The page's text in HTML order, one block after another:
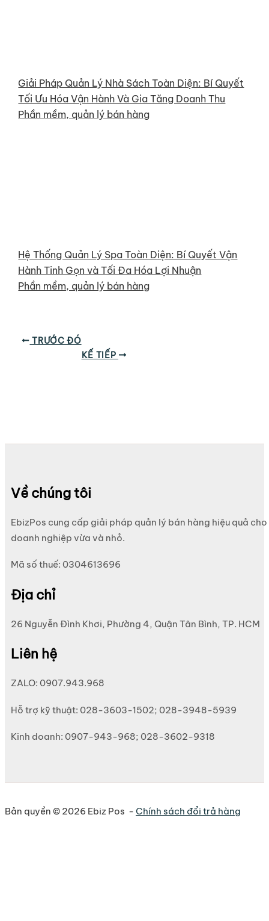
Giải Pháp Quản Lý Nhà Sách Toàn Diện: Bí Quyết
Tối Ưu Hóa Vận Hành Và Gia Tăng Doanh Thu
Phần mềm, quản lý bán hàng
Hệ Thống Quản Lý Spa Toàn Diện: Bí Quyết Vận
Hành Tinh Gọn và Tối Đa Hóa Lợi Nhuận
Phần mềm, quản lý bán hàng
TRƯỚC ĐÓ
KẾ TIẾP
Về chúng tôi
EbizPos cung cấp giải pháp quản lý bán hàng hiệu quả cho
doanh nghiệp vừa và nhỏ.
Mã số thuế: 0304613696
Địa chỉ
26 Nguyễn Đình Khơi, Phường 4, Quận Tân Bình, TP. HCM
Liên hệ
ZALO: 0907.943.968
Hỗ trợ kỹ thuật: 028-3603-1502; 028-3948-5939
Kinh doanh: 0907-943-968; 028-3602-9318
Bản quyền © 2026 Ebiz Pos - Chính sách đổi trả hàng